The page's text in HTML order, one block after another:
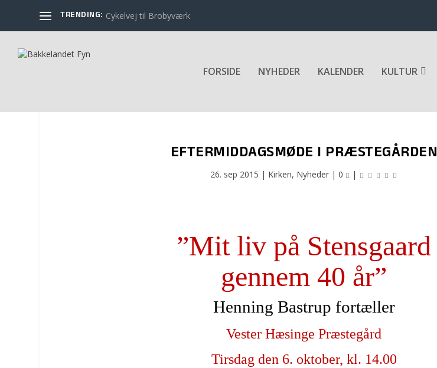
TRENDING: Cykelvej til Brobyværk
FORSIDE NYHEDER KALENDER KULTUR
EFTERMIDDAGSMØDE I PRÆSTEGÅRDEN
26. sep 2015 | Kirken, Nyheder| 0 |
”Mit liv på Stensgaard
gennem 40 år”
Henning Bastrup fortæller
Vester Hæsinge Præstegård
Tirsdag den 6. oktober, kl. 14.00